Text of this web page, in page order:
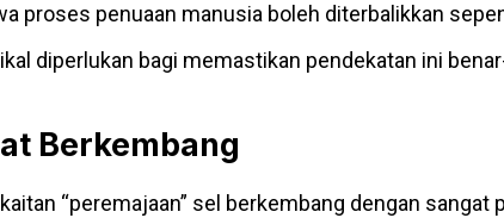
proses penuaan manusia boleh diterbalikkan
diperlukan bagi memastikan pendekatan ini
Berkembang
“peremajaan” sel berkembang dengan sangat